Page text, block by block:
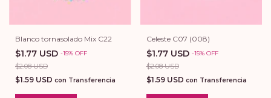
Blanco tornasolado Mix C22
$1.77 USD -15% OFF
$2.08 USD
$1.59 USD con Transferencia
Celeste C07 (008)
$1.77 USD -15% OFF
$2.08 USD
$1.59 USD con Transferencia